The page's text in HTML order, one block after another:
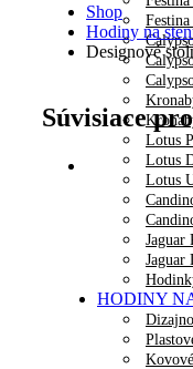
Lotus
Lotus
Lotus
Jaguar
Jaguar
HODINY
Shop
Hodiny na
Designové
Súvisiace